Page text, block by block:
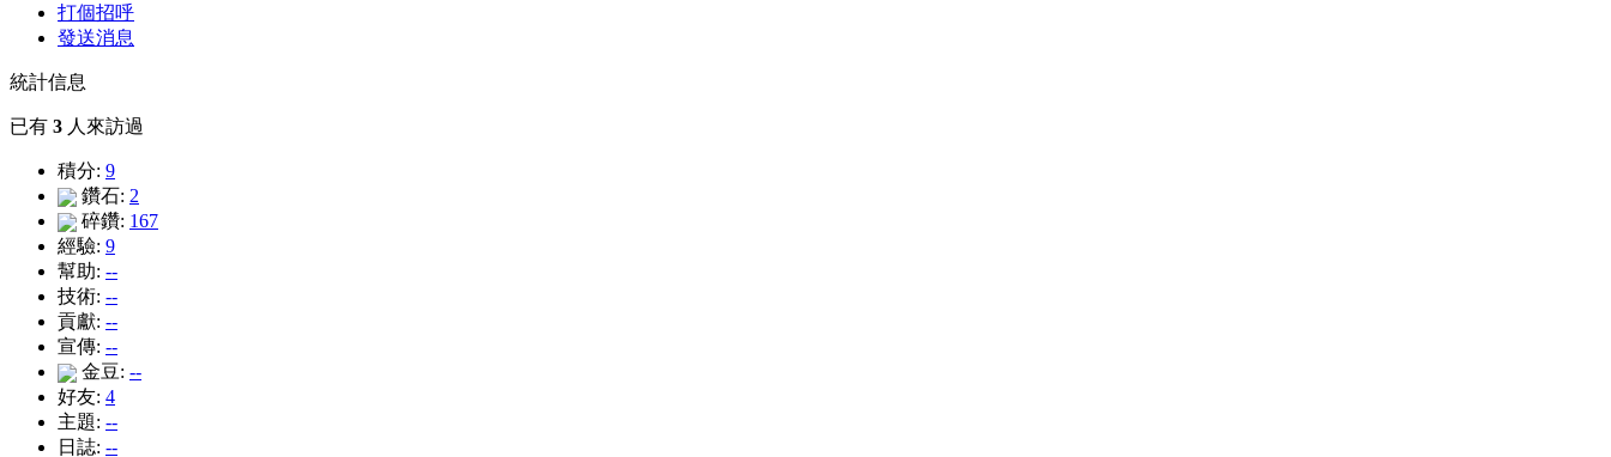
打個招呼
發送消息
統計信息
已有 3 人來訪過
積分: 9
鑽石: 2
碎鑽: 167
經驗: 9
幫助: --
技術: --
貢獻: --
宣傳: --
金豆: --
好友: 4
主題: --
日誌: --